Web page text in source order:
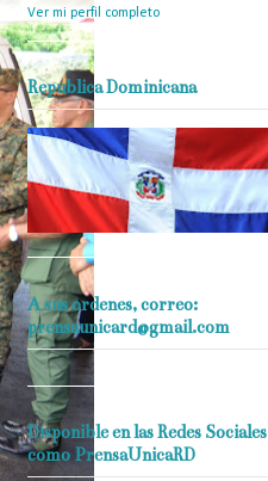
Ver mi perfil completo
Republica Dominicana
A sus ordenes, correo:
prensaunicard@gmail.com
Disponible en las Redes Sociales
como PrensaUnicaRD